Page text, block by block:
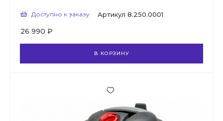
Доступно к заказу Артикул 8.250.0001
26 990 ₽
В КОРЗИНУ